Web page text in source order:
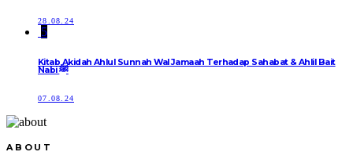
28.08.24
5
Kitab Akidah Ahlul Sunnah Wal Jamaah Terhadap Sahabat & Ahlil Bait
Nabi ﷺ
07.08.24
ABOUT